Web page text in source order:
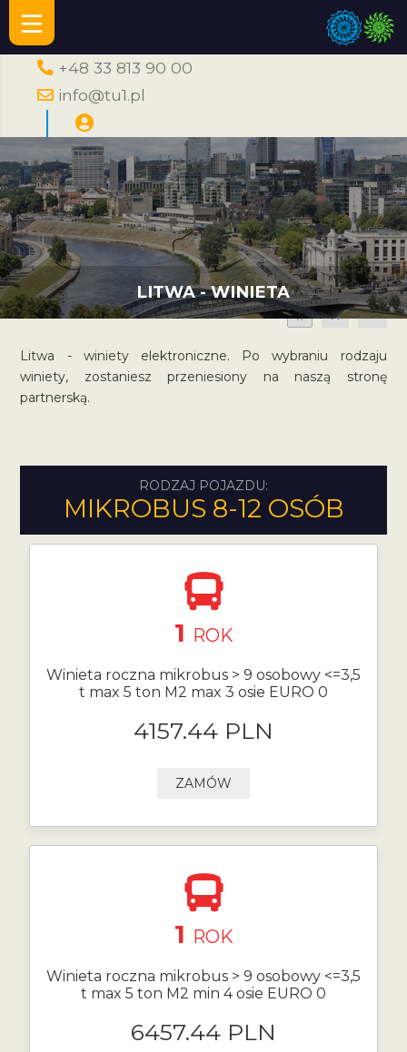
+48 33 813 90 00
info@tu1.pl
LITWA - WINIETA
A A A
Litwa - winiety elektroniczne. Po wybraniu rodzaju
winiety, zostaniesz przeniesiony na naszą stronę
partnerską.
RODZAJ POJAZDU:
MIKROBUS 8-12 OSÓB
1 ROK
Winieta roczna mikrobus > 9 osobowy <=3,5
t max 5 ton M2 max 3 osie EURO 0
4157.44 PLN
ZAMÓW
1 ROK
Winieta roczna mikrobus > 9 osobowy <=3,5
t max 5 ton M2 min 4 osie EURO 0
6457.44 PLN